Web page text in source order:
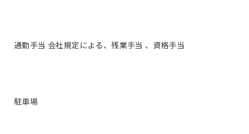
通勤手当 会社規定による、残業手当 、資格手当
駐車場